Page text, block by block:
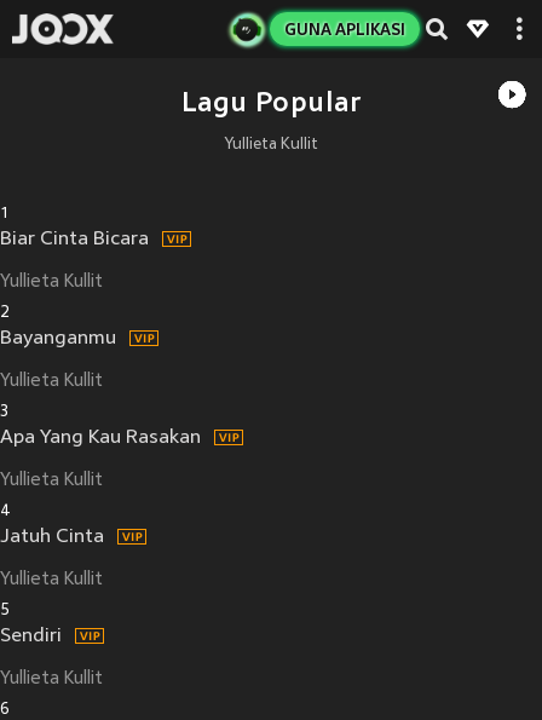
GUNA APLIKASI
Lagu Popular
Yullieta Kullit
1
Biar Cinta Bicara
Yullieta Kullit
2
Bayanganmu
Yullieta Kullit
3
Apa Yang Kau Rasakan
Yullieta Kullit
4
Jatuh Cinta
Yullieta Kullit
5
Sendiri
Yullieta Kullit
6